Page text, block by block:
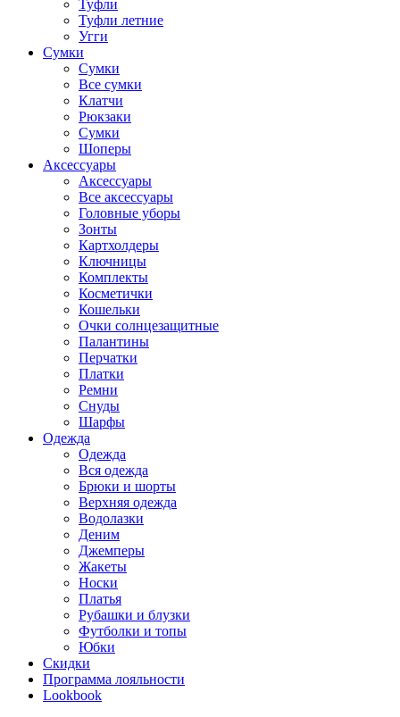
Туфли
Туфли летние
Угги
Сумки
Сумки
Все сумки
Клатчи
Рюкзаки
Сумки
Шоперы
Аксессуары
Аксессуары
Все аксессуары
Головные уборы
Зонты
Картхолдеры
Ключницы
Комплекты
Косметички
Кошельки
Очки солнцезащитные
Палантины
Перчатки
Платки
Ремни
Снуды
Шарфы
Одежда
Одежда
Вся одежда
Брюки и шорты
Верхняя одежда
Водолазки
Деним
Джемперы
Жакеты
Носки
Платья
Рубашки и блузки
Футболки и топы
Юбки
Скидки
Программа лояльности
Lookbook